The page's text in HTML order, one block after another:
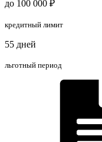
до 100 000 ₽
кредитный лимит
55 дней
льготный период